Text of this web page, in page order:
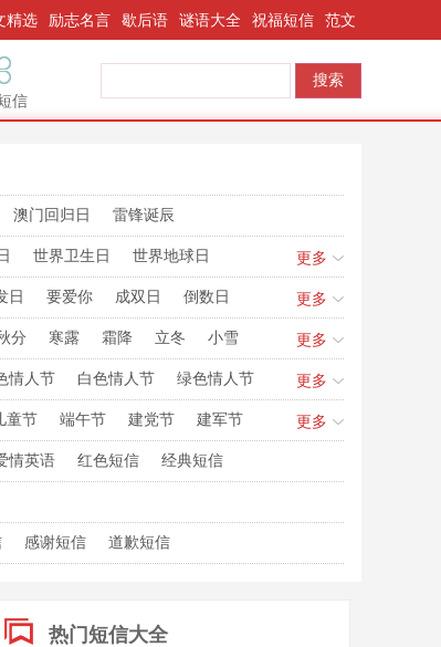
精选 励志名言 歇后语 谜语大全 祝福短信 范文
信
澳门回归日 雷锋诞辰
世界卫生日
世界地球日
世界人口日
更多
日 要爱你 成双日
倒数日
誓爱妻 我要妻 我要发
更多
分 寒露 霜降 立冬
小雪
更多
情人节 白色情人节
绿色情人节
更多
童节 端午节 建党节
建军节
八节 闰年闰月
貔貅生日
更多
情英语 红色短信 经典短信
感谢短信 道歉短信
热门短信大全